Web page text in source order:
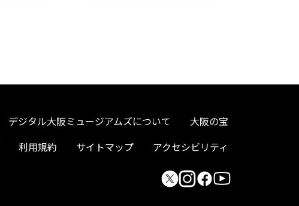
デジタル大阪ミュージアムズについて
大阪の宝
利用規約 サイトマップ アクセシビリティ